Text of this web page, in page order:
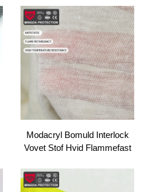
rygsæksfodring, HPPE
materiale med høj
modstands­kraft mod snit
Modacryl Bomuld Interlock
Vovet Stof Hvid Flammefast